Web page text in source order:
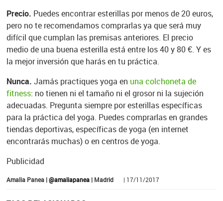
Precio. Puedes encontrar esterillas por menos de 20 euros,
pero no te recomendamos comprarlas ya que será muy
difícil que cumplan las premisas anteriores. El precio
medio de una buena esterilla está entre los 40 y 80 €. Y es
la mejor inversión que harás en tu práctica.
Nunca. Jamás practiques yoga en una colchoneta de
fitness: no tienen ni el tamaño ni el grosor ni la sujeción
adecuadas. Pregunta siempre por esterillas específicas
para la práctica del yoga. Puedes comprarlas en grandes
tiendas deportivas, específicas de yoga (en internet
encontrarás muchas) o en centros de yoga.
Publicidad
Amalia Panea |@amaliapanea| Madrid | 17/11/2017